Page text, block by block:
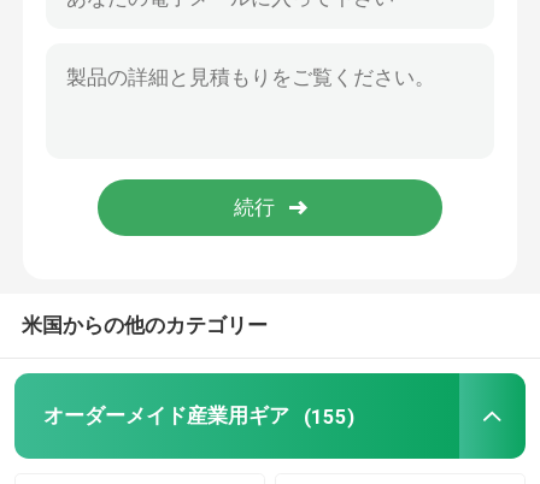
電動工具のギア
工業用減速装置
米国からの他のカテゴリー
オーダーメイド産業用ギア (155)